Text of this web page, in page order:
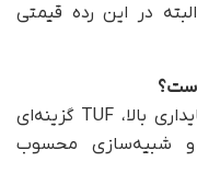
در این رده قیمتی
بله، به‌دلیل پردازنده‌های قدرتمند و پایداری بالا، TUF گزینه‌ای
و شبیه‌سازی محسوب